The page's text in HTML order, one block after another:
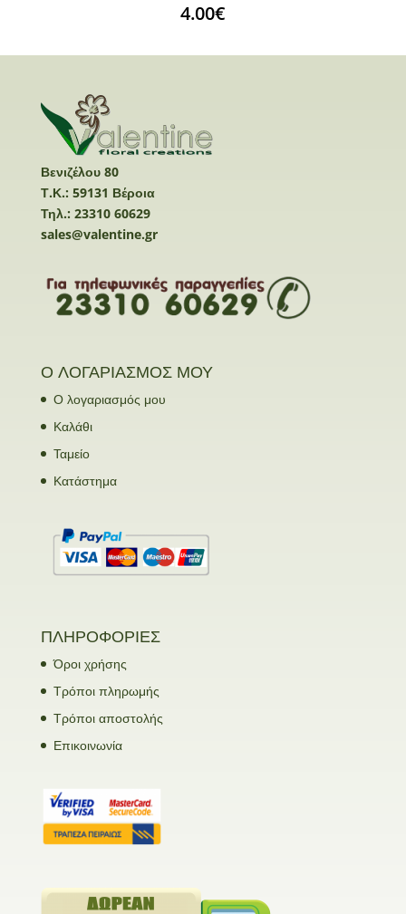
4.00€
Βενιζέλου 80
Τ.Κ.: 59131 Βέροια
Τηλ.: 23310 60629
sales@valentine.gr
Ο ΛΟΓΑΡΙΑΣΜΟΣ ΜΟΥ
Ο λογαριασμός μου
Καλάθι
Ταμείο
Κατάστημα
ΠΛΗΡΟΦΟΡΙΕΣ
Όροι χρήσης
Τρόποι πληρωμής
Τρόποι αποστολής
Επικοινωνία